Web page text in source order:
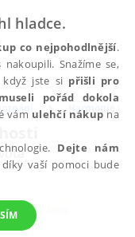
Harmonie
hladce.
co nejpohodlnější.
Snažíme se,
jste si přišli pro
pořád dokola
vám ulehčí nákup na
Dejte nám
vaší pomoci bude